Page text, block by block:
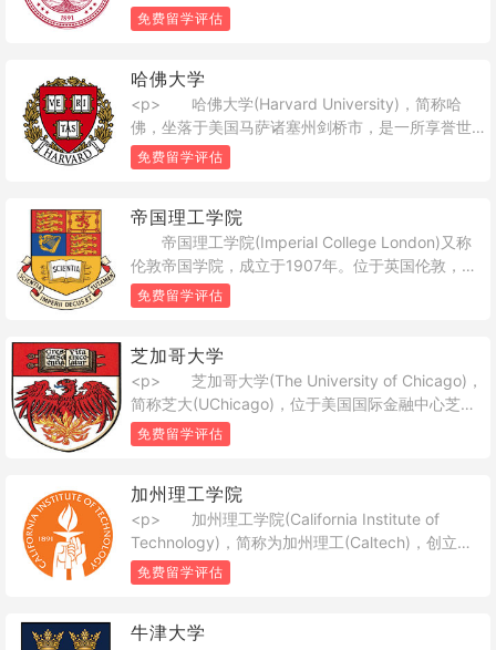
院。麻省理工已成为世界各地莘莘学子心向神往的
科学圣殿在国际自然科学及工程学领域亦享有极佳
学等人文社科也同样优秀 。</p>
University)，简称斯坦福(Stanford)，位于美国加州
旧金山湾区南部的帕罗奥多市(Palo Alto)境内 ，临
型大学。斯坦福大学占地约33平方公里(8180英亩)
，是美国占地面积第六大的大学。</p>
免费留学评估
哈佛大学
<p> 哈佛大学(Harvard University)，简称哈
佛，坐落于美国马萨诸塞州剑桥市，是一所享誉世
界的私立研究型大学，是著名的常春藤盟校成员。
这里走出了8位美利坚合众国总统，133位诺贝尔奖
13位图灵奖得主(世界第四)曾在此工作或学习，其在
文学、医学、法学、商学等多个领域拥有崇高的学
术地位及广泛的影响力，被公认为是当今世界高等
教育机构之一。</p>
免费留学评估
帝国理工学院
帝国理工学院(Imperial College London)又称
伦敦帝国学院，成立于1907年。位于英国伦敦，是
一所世界专攻理工，医学和商学的研究型大学，在
世界学术界有着极高的声望。<br /> 帝国理工
学、伦敦大学学院、伦敦政治经济学院并称为G5精
英大学，研究水平被公认为英国大学的五强之列，
尤其以工程专业而著名。在帝国的相关人物中，共
有14位诺贝尔奖获得者和2位菲尔兹奖获得者。<br
/> 帝国理工于1907年由维多利亚女王和阿尔伯
皇家矿业学院和伦敦基蒂戈蒂学院合并组成。校区
位于伦敦著名的富人区-南肯星顿，与著名的海德公
园、肯辛顿宫(威廉王子与凯特王妃住处)仅咫尺之
遥。<br /> 在2017-2018 QS世界大学排名中名
列第8位 ，英国第4位;在2016-2017泰晤士高等教
2017世界大学学术排名中位列第22位 ，英国第4位;
免费留学评估
芝加哥大学
<p> 芝加哥大学(The University of Chicago)，
简称芝大(UChicago)，位于美国国际金融中心芝加
哥，是世界著名私立研究型大学、常年位列各个大
学排行榜世界前十。这里诞生了芝加哥经济学派
的众多芝加哥学派，走出了世界超过35%的诺贝尔
经济学奖得主，是世界经济学、法学、社会学等最
重要的研究教学中心之一。而从曼哈顿计划开始大
批科学家汇集于此，在原子能之父费米的领导下建
立了世界上第一台核反应堆(芝加哥一号堆，
立了美国第一所国家实验室阿贡国家实验室和之后
免费留学评估
加州理工学院
<p> 加州理工学院(California Institute of
Technology)，简称为加州理工(Caltech)，创立于
1891年，位于美国加利福尼亚州洛杉矶东北郊的帕
萨迪纳市(Pasadena)，是世界著名私立研究型大
世界科技界久负盛名，其优势学科包括基础理科的
免费留学评估
牛津大学